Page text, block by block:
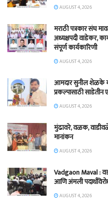
AUGUST 4, 2026
मराठी पत्रकार संघ
अध्यक्षपदी वाडेकर,
संपूर्ण कार्यकारिणी
AUGUST 4, 2026
आमदार सुनील शेळके
प्रकल्पासाठी
AUGUST 4, 2026
मुंढावरे, वळक,
मानांकन
AUGUST 4, 2026
Vadgaon Maval :
आणि अंमली
AUGUST 4, 2026